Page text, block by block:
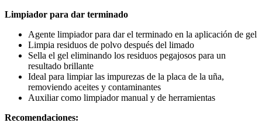
Limpiador para dar terminado
Agente limpiador para dar el terminado en la aplicación de gel
Limpia residuos de polvo después del limado
Sella el gel eliminando los residuos pegajosos para un
resultado brillante
Ideal para limpiar las impurezas de la placa de la uña,
removiendo aceites y contaminantes
Auxiliar como limpiador manual y de herramientas
Recomendaciones: